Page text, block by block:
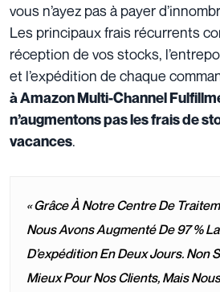
vous n’ayez pas à payer
Les principaux frais récurrents
réception de vos stocks,
et l’expédition de chaque
à Amazon Multi-Channel
n’augmentons pas les frais de
vacances.
« Grâce À Notre Centre De
Nous Avons Augmenté De 97 %
D’expédition En Deux Jours. Non
Mieux Pour Nos Clients, Mais